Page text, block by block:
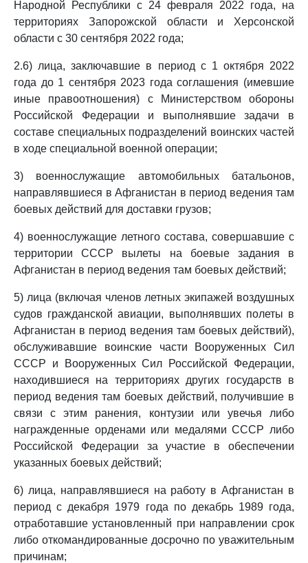
Народной Республики с 24 февраля 2022 года, на
территориях Запорожской области и Херсонской
области с 30 сентября 2022 года;
2.6) лица, заключавшие в период с 1 октября 2022
года до 1 сентября 2023 года соглашения (имевшие
иные правоотношения) с Министерством обороны
Российской Федерации и выполнявшие задачи в
составе специальных подразделений воинских частей
в ходе специальной военной операции;
3) военнослужащие автомобильных батальонов,
направлявшиеся в Афганистан в период ведения там
боевых действий для доставки грузов;
4) военнослужащие летного состава, совершавшие с
территории СССР вылеты на боевые задания в
Афганистан в период ведения там боевых действий;
5) лица (включая членов летных экипажей воздушных
судов гражданской авиации, выполнявших полеты в
Афганистан в период ведения там боевых действий),
обслуживавшие воинские части Вооруженных Сил
СССР и Вооруженных Сил Российской Федерации,
находившиеся на территориях других государств в
период ведения там боевых действий, получившие в
связи с этим ранения, контузии или увечья либо
награжденные орденами или медалями СССР либо
Российской Федерации за участие в обеспечении
указанных боевых действий;
6) лица, направлявшиеся на работу в Афганистан в
период с декабря 1979 года по декабрь 1989 года,
отработавшие установленный при направлении срок
либо откомандированные досрочно по уважительным
причинам;